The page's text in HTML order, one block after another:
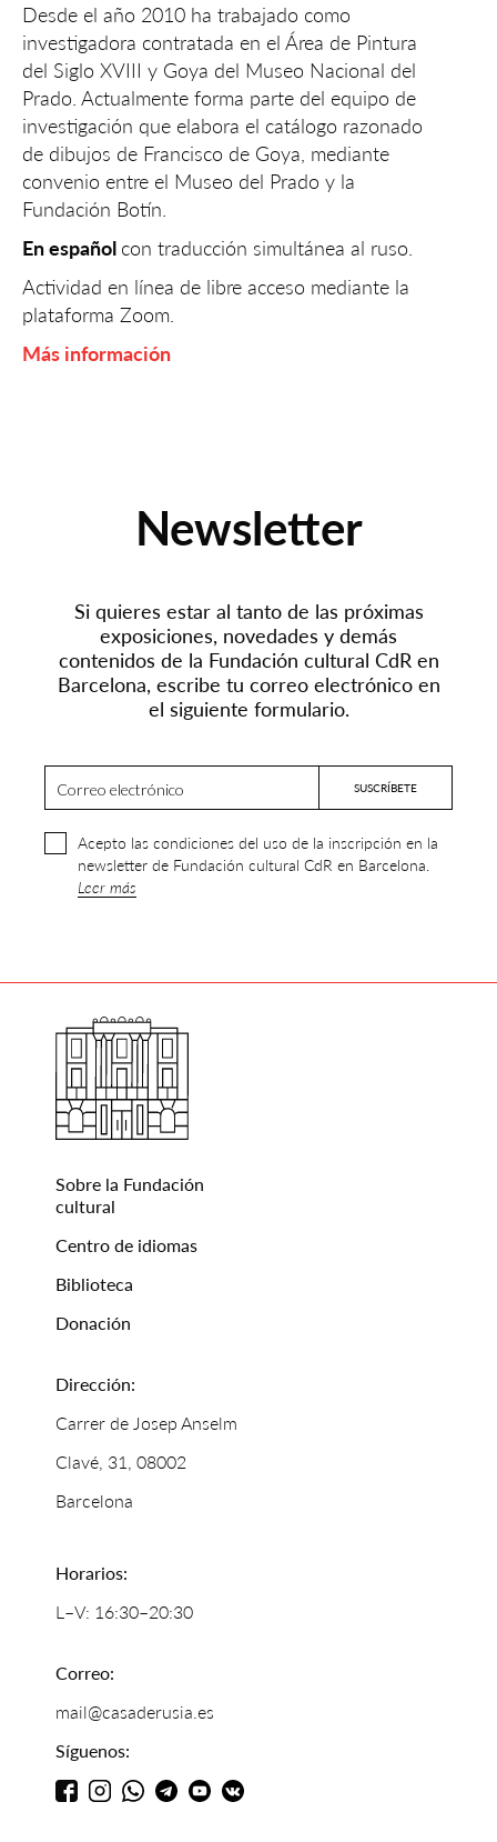
Desde el año 2010 ha trabajado como
investigadora contratada en el Área de Pintura
del Siglo XVIII y Goya del Museo Nacional del
Prado. Actualmente forma parte del equipo de
investigación que elabora el catálogo razonado
de dibujos de Francisco de Goya, mediante
convenio entre el Museo del Prado y la
Fundación Botín.
En español con traducción simultánea al ruso.
Actividad en línea de libre acceso mediante la
plataforma Zoom.
Más información
Newsletter
Si quieres estar al tanto de las próximas
exposiciones, novedades y demás
contenidos de la Fundación cultural CdR en
Barcelona, escribe tu correo electrónico en
el siguiente formulario.
Acepto las condiciones del uso de la inscripción en la
newsletter de Fundación cultural CdR en Barcelona.
Leer más
Sobre la Fundación
cultural
Centro de idiomas
Biblioteca
Donación
Dirección:
Carrer de Josep Anselm
Clavé, 31, 08002
Barcelona
Horarios:
L–V: 16:30–20:30
Correo:
mail@casaderusia.es
Síguenos: